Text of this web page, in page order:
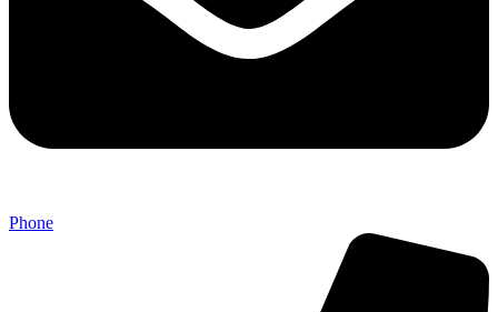
Phone